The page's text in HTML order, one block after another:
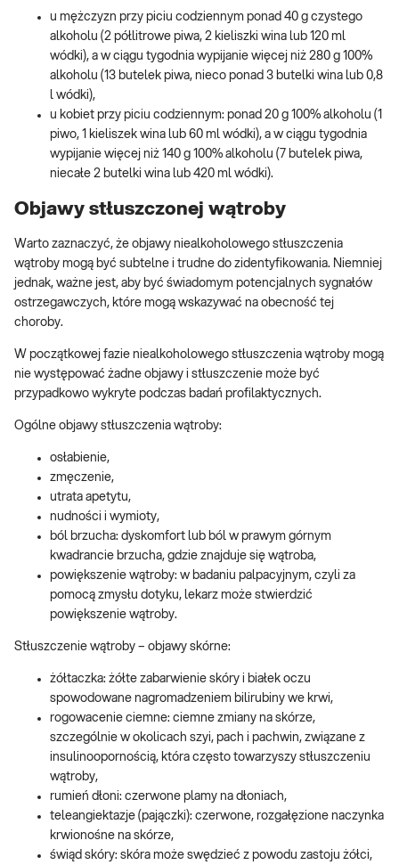
u mężczyzn przy piciu codziennym ponad 40 g czystego
alkoholu (2 półlitrowe piwa, 2 kieliszki wina lub 120 ml
wódki), a w ciągu tygodnia wypijanie więcej niż 280 g 100%
alkoholu (13 butelek piwa, nieco ponad 3 butelki wina lub 0,8
l wódki),
u kobiet przy piciu codziennym: ponad 20 g 100% alkoholu (1
piwo, 1 kieliszek wina lub 60 ml wódki), a w ciągu tygodnia
wypijanie więcej niż 140 g 100% alkoholu (7 butelek piwa,
niecałe 2 butelki wina lub 420 ml wódki).
Objawy stłuszczonej wątroby
Warto zaznaczyć, że objawy niealkoholowego stłuszczenia
wątroby mogą być subtelne i trudne do zidentyfikowania. Niemniej
jednak, ważne jest, aby być świadomym potencjalnych sygnałów
ostrzegawczych, które mogą wskazywać na obecność tej
choroby.
W początkowej fazie niealkoholowego stłuszczenia wątroby mogą
nie występować żadne objawy i stłuszczenie może być
przypadkowo wykryte podczas badań profilaktycznych.
Ogólne objawy stłuszczenia wątroby:
osłabienie,
zmęczenie,
utrata apetytu,
nudności i wymioty,
ból brzucha: dyskomfort lub ból w prawym górnym
kwadrancie brzucha, gdzie znajduje się wątroba,
powiększenie wątroby: w badaniu palpacyjnym, czyli za
pomocą zmysłu dotyku, lekarz może stwierdzić
powiększenie wątroby.
Stłuszczenie wątroby – objawy skórne:
żółtaczka: żółte zabarwienie skóry i białek oczu
spowodowane nagromadzeniem bilirubiny we krwi,
rogowacenie ciemne: ciemne zmiany na skórze,
szczególnie w okolicach szyi, pach i pachwin, związane z
insulinoopornością, która często towarzyszy stłuszczeniu
wątroby,
rumień dłoni: czerwone plamy na dłoniach,
teleangiektazje (pajączki): czerwone, rozgałęzione naczynka
krwionośne na skórze,
świąd skóry: skóra może swędzieć z powodu zastoju żółci,